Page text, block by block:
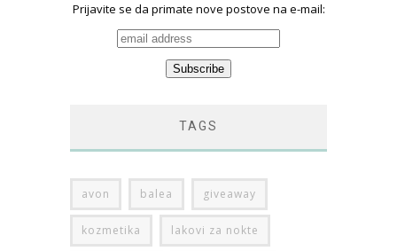
Prijavite se da primate nove postove na e-mail:
TAGS
avon balea giveaway
kozmetika lakovi za nokte